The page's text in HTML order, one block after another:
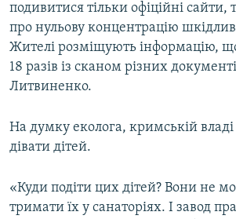
подивитися тільки офіційні сайти,
про нульову концентрацію
Жителі розміщують інформацію,
18 разів із сканом різних
Литвиненко.
На думку еколога, кримській владі
дівати дітей.
«Куди подіти цих дітей? Вони не
тримати їх у санаторіях. І завод